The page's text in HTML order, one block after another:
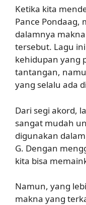
Ketika kita
Pance Pondaag,
dalamnya
tersebut. Lagu
kehidupan yang
tantangan,
yang selalu ada
Dari segi akord,
sangat mudah
digunakan
G. Dengan
kita bisa
Namun, yang
makna yang